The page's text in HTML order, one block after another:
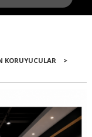
KORUYUCULAR
>